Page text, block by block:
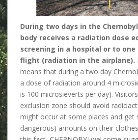
During two days in the
body receives a radiation dose
screening in a hospital or to
flight (radiation in the airplane).
means that during a two day
a dose of radiation around 4
is 100 microsieverts per day).
exclusion zone should avoid
might occur at some places and get
dangerous) amounts on their